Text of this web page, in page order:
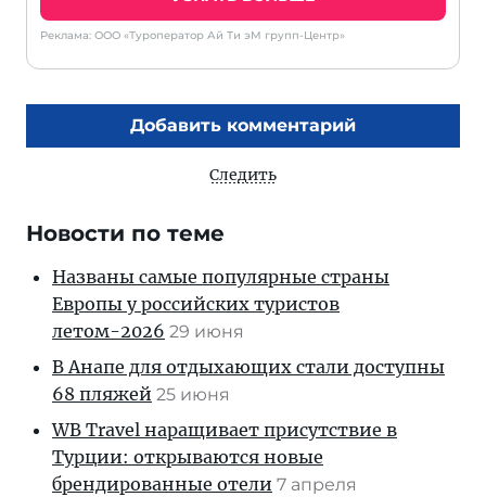
Реклама: ООО «Туроператор Ай Ти эМ групп-Центр»
Добавить комментарий
Следить
Новости по теме
Названы самые популярные страны
Европы у российских туристов
летом-2026 29 июня
В Анапе для отдыхающих стали доступны
68 пляжей 25 июня
WB Travel наращивает присутствие в
Турции: открываются новые
брендированные отели 7 апреля